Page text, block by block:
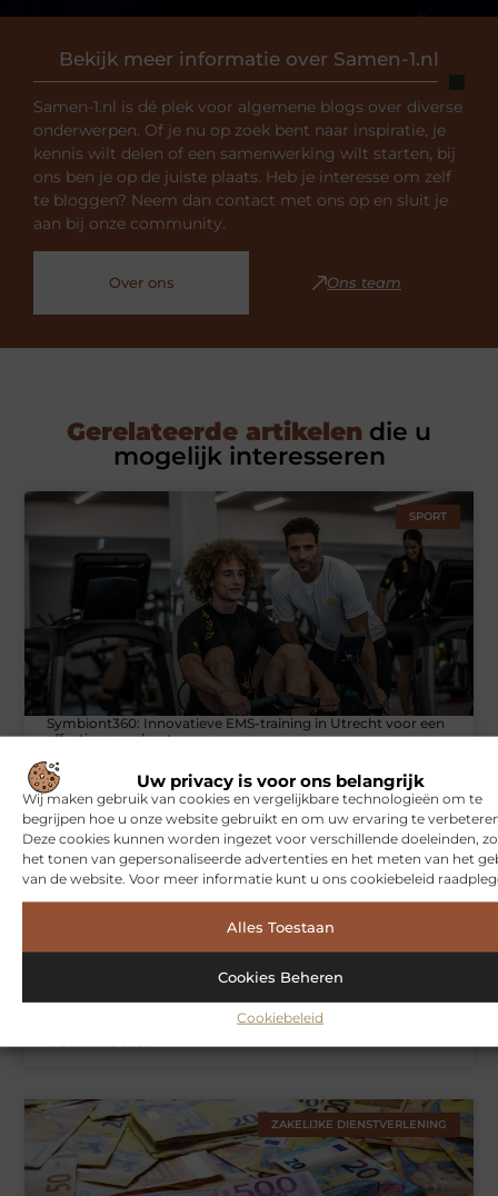
Uw privacy is voor ons belangrijk
Wij maken gebruik van cookies en vergelijkbare technologieën om te
begrijpen hoe u onze website gebruikt en om uw ervaring te
Deze cookies kunnen worden ingezet voor verschillende doeleinden,
het tonen van gepersonaliseerde advertenties en het meten van het
van de website. Voor meer informatie kunt u ons cookiebeleid
Alles Toestaan
Cookies Beheren
Cookiebeleid
Bekijk meer informatie over Samen-1.nl
Samen-1.nl is dé plek voor algemene blogs over diverse
onderwerpen. Of je nu op zoek bent naar inspiratie, je
kennis wilt delen of een samenwerking wilt starten, bij
ons ben je op de juiste plaats. Heb je interesse om zelf
te bloggen? Neem dan contact met ons op en sluit je
aan bij onze community.
Over ons Ons team
Gerelateerde artikelen die u
mogelijk interesseren
SPORT
Symbiont360: Innovatieve EMS-training in Utrecht voor een
effectieve workout
WONINGEN
Hoe je jouw woning in Amsterdam beter beschermt tegen
weersinvloeden
ZAKELIJKE DIENSTVERLENING